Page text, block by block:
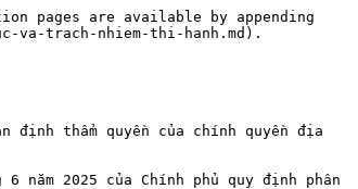
pages are available by appending
va-trach-nhiem-thi-hanh.md).
định thẩm quyền của chính quyền địa
năm 2025 của Chính phủ quy định phân